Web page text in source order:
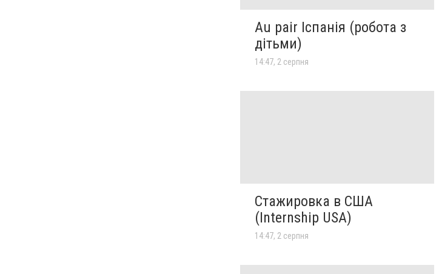
Au pair Іспанія (робота з
дітьми)
14:47, 2 серпня
Стажировка в США
(Internship USA)
14:47, 2 серпня